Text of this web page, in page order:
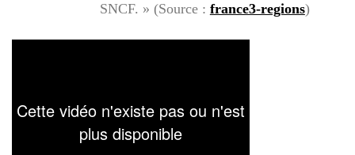
SNCF. » (Source : france3-regions)